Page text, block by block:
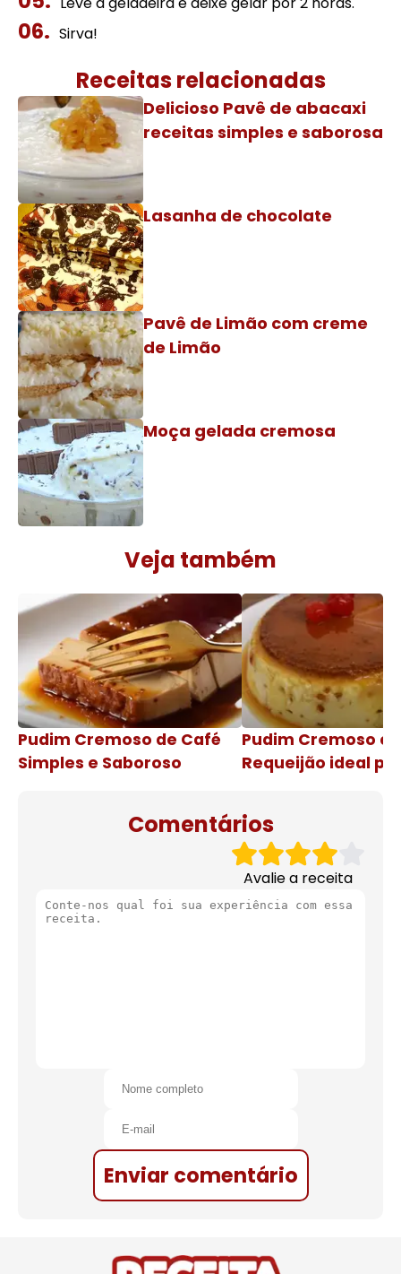
Sirva!
Receitas relacionadas
Delicioso Pavê de abacaxi
receitas simples e saborosa
Lasanha de chocolate
Pavê de Limão com creme
de Limão
Moça gelada cremosa
Veja também
Pudim Cremoso de Café
Simples e Saboroso
Pudim Cremoso
Requeijão ideal
Comentários
Avalie a receita
Enviar comentário